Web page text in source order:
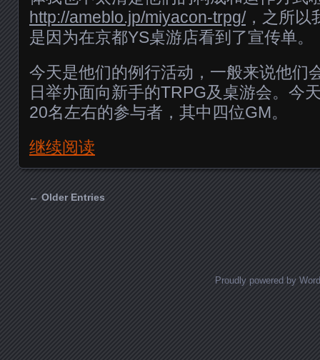
http://ameblo.jp/miyacon-trpg/，之所以
是因为在京都YS桌游店看到了宣传单。
今天是他们的例行活动，一般来说他们
日举办面向新手的TRPG及桌游会。今
20名左右的参与者，其中四位GM。
继续阅读
← Older Entries
Proudly powered by